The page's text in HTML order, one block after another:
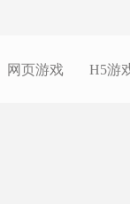
网页游戏 H5游